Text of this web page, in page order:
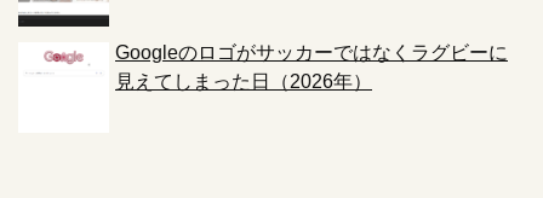
Googleのロゴがサッカーではなくラグビーに
見えてしまった日（2026年）